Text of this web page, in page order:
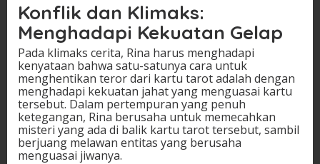
Konflik dan Klimaks:
Menghadapi Kekuatan Gelap
Pada klimaks cerita, Rina harus menghadapi
kenyataan bahwa satu-satunya cara untuk
menghentikan teror dari kartu tarot adalah dengan
menghadapi kekuatan jahat yang menguasai kartu
tersebut. Dalam pertempuran yang penuh
ketegangan, Rina berusaha untuk memecahkan
misteri yang ada di balik kartu tarot tersebut, sambil
berjuang melawan entitas yang berusaha
menguasai jiwanya.